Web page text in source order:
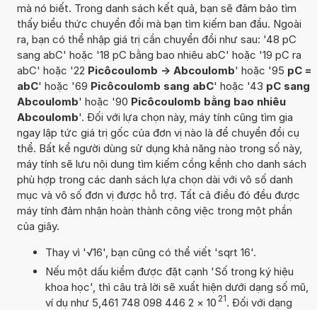
mà nó biết. Trong danh sách kết quả, bạn sẽ đảm bảo tìm
thấy biểu thức chuyển đổi mà bạn tìm kiếm ban đầu. Ngoài
ra, bạn có thể nhập giá trị cần chuyển đổi như sau: '48 pC
sang abC' hoặc '18 pC bằng bao nhiêu abC' hoặc '19 pC ra
abC' hoặc '22 Picôcoulomb -> Abcoulomb' hoặc '95 pC =
abC' hoặc '69 Picôcoulomb sang abC' hoặc '43 pC sang
Abcoulomb' hoặc '90 Picôcoulomb bằng bao nhiêu
Abcoulomb'. Đối với lựa chọn này, máy tính cũng tìm gia
ngay lập tức giá trị gốc của đơn vị nào là để chuyển đổi cụ
thể. Bất kể người dùng sử dụng khả năng nào trong số này,
máy tính sẽ lưu nội dung tìm kiếm cồng kềnh cho danh sách
phù hợp trong các danh sách lựa chọn dài với vô số danh
mục và vô số đơn vị được hỗ trợ. Tất cả điều đó đều được
máy tính đảm nhận hoàn thành công việc trong một phần
của giây.
Thay vì '√16', bạn cũng có thể viết 'sqrt 16'.
Nếu một dấu kiểm được đặt cạnh 'Số trong ký hiệu
khoa học', thì câu trả lời sẽ xuất hiện dưới dạng số mũ,
ví dụ như 5,461 748 098 446 2 × 10 21. Đối với dạng